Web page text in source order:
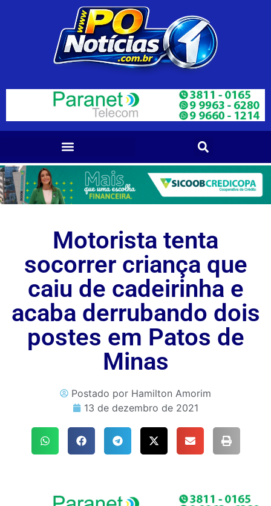
Motorista tenta
socorrer criança que
caiu de cadeirinha e
acaba derrubando dois
postes em Patos de
Minas
Postado por Hamilton Amorim
13 de dezembro de 2021